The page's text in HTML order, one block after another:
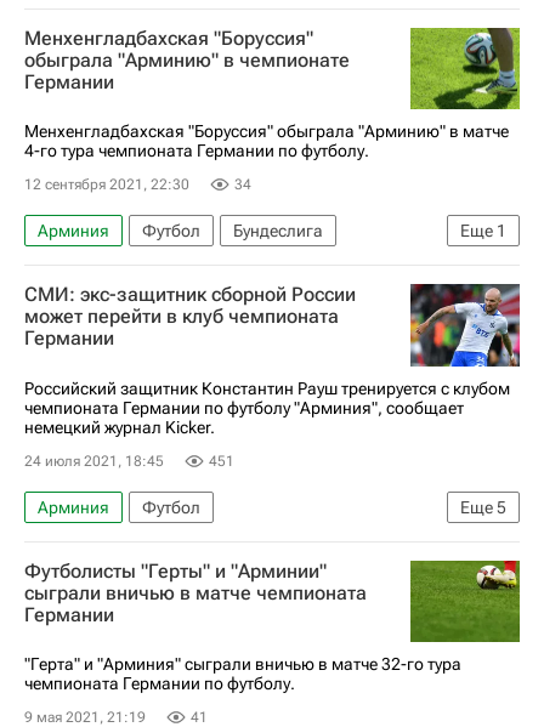
Патрик Шик
Менхенгладбахская "Боруссия"
обыграла "Арминию" в чемпионате
Германии
Менхенгладбахская "Боруссия" обыграла "Арминию" в матче
4-го тура чемпионата Германии по футболу.
12 сентября 2021, 22:30 34
Еще 1
Арминия Футбол
Бундеслига
"Боруссия" (Менхенгладбах)
СМИ: экс-защитник сборной России
может перейти в клуб чемпионата
Германии
Российский защитник Константин Рауш тренируется с клубом
чемпионата Германии по футболу "Арминия", сообщает
немецкий журнал Kicker.
24 июля 2021, 18:45 451
Еще5
Арминия
Футбол
Сборная России по футболу
Бундеслига
Динамо Москва
Штутгарт
Константин Рауш
Футболисты "Герты" и "Арминии"
сыграли вничью в матче чемпионата
Германии
"Герта" и "Арминия" сыграли вничью в матче 32-го тура
чемпионата Германии по футболу.
9 мая 2021, 21:19 41